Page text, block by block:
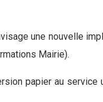
une nouvelle
Mairie).
papier au service